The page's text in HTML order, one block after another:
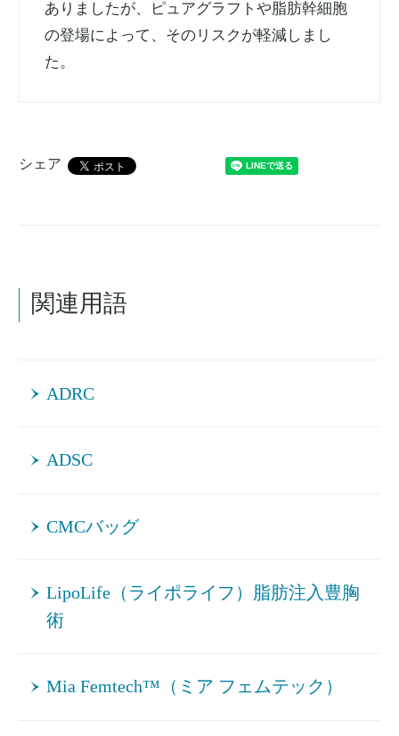
ありましたが、ピュアグラフトや脂肪幹細胞
の登場によって、そのリスクが軽減しまし
た。
シェア
関連用語
ADRC
ADSC
CMCバッグ
LipoLife（ライポライフ）脂肪注入豊胸
術
Mia Femtech™（ミア フェムテック）